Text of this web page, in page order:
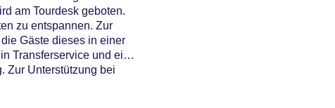
am Tourdesk geboten.
zu entspannen. Zur
Gäste dieses in einer
Transferservice und ein
Zur Unterstützung bei